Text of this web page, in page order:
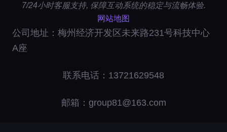
7/24小时客服支持, 保障互动系统的稳定与流畅体验.
网站地图
公司地址：梅州经济开发区未来路231号科技中心
A座
联系电话：13721629548
邮箱：group81@163.com